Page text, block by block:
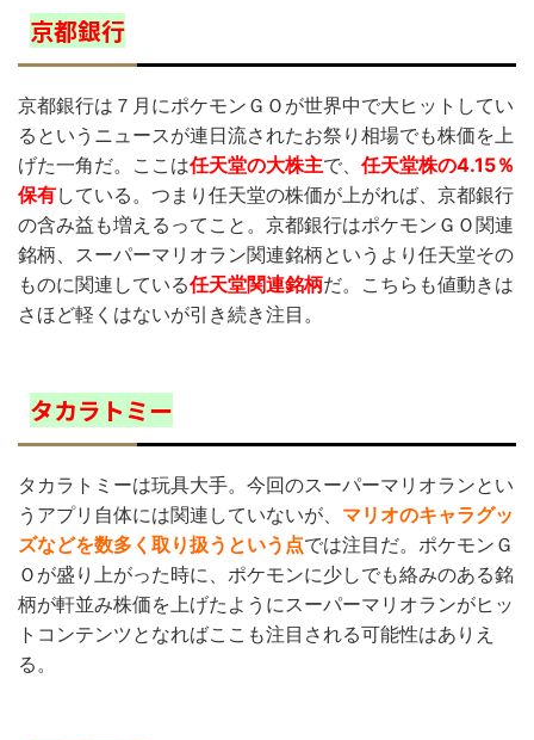
京都銀行
京都銀行は７月にポケモンＧＯが世界中で大ヒットしてい
るというニュースが連日流されたお祭り相場でも株価を上
げた一角だ。ここは任天堂の大株主で、 任天堂株の4.15％
保有している。つまり任天堂の株価が上がれば、京都銀行
の含み益も増えるってこと。京都銀行はポケモンＧＯ関連
銘柄、スーパーマリオラン関連銘柄というより任天堂その
ものに関連している任天堂関連銘柄だ。こちらも値動きは
さほど軽くはないが引き続き注目。
タカラトミー
タカラトミーは玩具大手。今回のスーパーマリオランとい
うアプリ自体には関連していないが、 マリオのキャラグッ
ズなどを数多く取り扱うという点では注目だ。ポケモンＧ
Ｏが盛り上がった時に、ポケモンに少しでも絡みのある銘
柄が軒並み株価を上げたようにスーパーマリオランがヒッ
トコンテンツとなればここも注目される可能性はありえ
る。